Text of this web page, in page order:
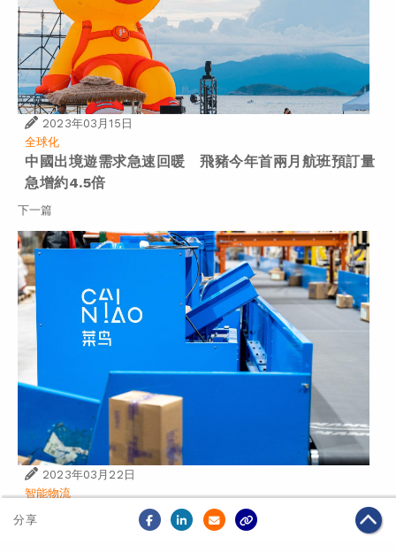
分享
2023年03月15日
全球化
中國出境遊需求急速回暖 飛豬今年首兩月航班預訂量
急增約4.5倍
下一篇
2023年03月22日
智能物流
億歐發佈跨境進口生態發展報告 以菜鳥全鏈路國際供